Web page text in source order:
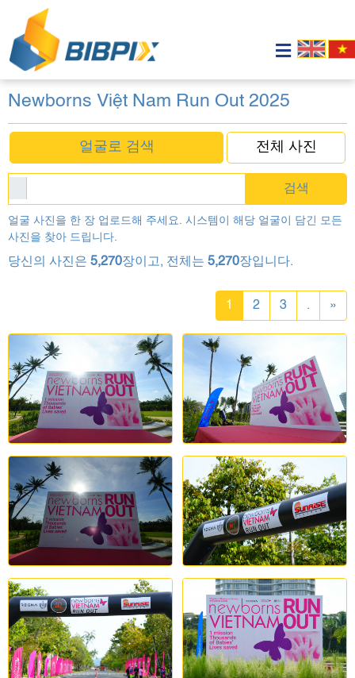
Newborns Việt Nam Run Out 2025
얼굴로 검색 전체 사진
검색
얼굴 사진을 한 장 업로드해 주세요. 시스템이 해당 얼굴이 담긴 모든
사진을 찾아 드립니다.
당신의 사진은 5,270장이고, 전체는 5,270장입니다.
1 2 3 . »